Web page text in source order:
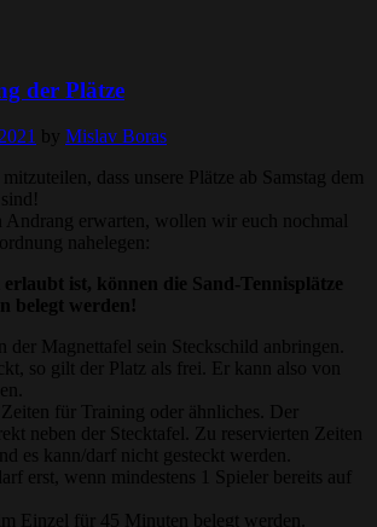
der Plätze
by Mislav Boras
dass unsere Plätze ab Samstag dem
Andrang erwarten, wollen wir euch nochmal
nahelegen:
ist, können die Sand-Tennisplätze
belegt werden!
der Magnettafel sein Steckschild anbringen.
so gilt der Platz als frei. Er kann also von
Zeiten für Training oder ähnliches. Der
neben der Stecktafel. Zu reservierten Zeiten
es kann/darf nicht gesteckt werden.
erst, wenn mindestens 1 Spieler bereits auf
Einzel für 45 Minuten belegt werden.